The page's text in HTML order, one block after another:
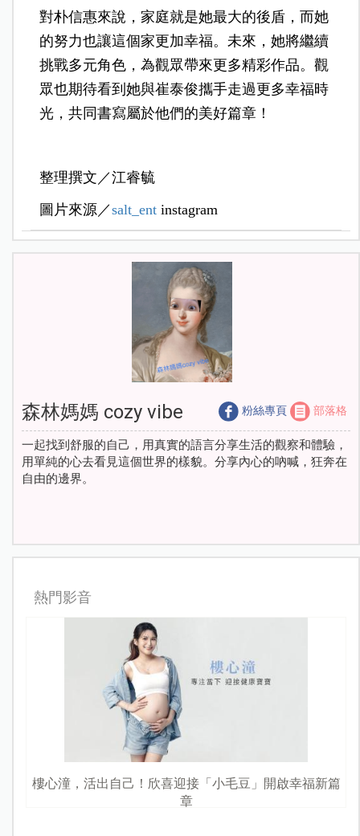
對朴信惠來說，家庭就是她最大的後盾，而她
的努力也讓這個家更加幸福。未來，她將繼續
挑戰多元角色，為觀眾帶來更多精彩作品。觀
眾也期待看到她與崔泰俊攜手走過更多幸福時
光，共同書寫屬於他們的美好篇章！
整理撰文／江睿毓
圖片來源／salt_ent instagram
森林媽媽 cozy vibe 粉絲專頁 部落格
一起找到舒服的自己，用真實的語言分享生活的觀察和體驗，
用單純的心去看見這個世界的樣貌。分享內心的吶喊，狂奔在
自由的邊界。
熱門影音
樓心潼，活出自己！欣喜迎接「小毛豆」開啟幸福新篇
章